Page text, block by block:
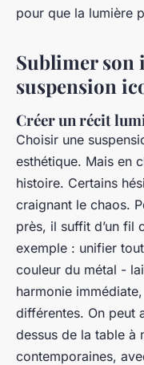
pour que la lumière
Sublimer son
suspension
Créer un récit
Choisir une
esthétique. Mais en
histoire. Certains
craignant le chaos.
près, il suffit d’un fil
exemple : unifier
couleur du métal -
harmonie
différentes. On peut
dessus de la table à
contemporaines,